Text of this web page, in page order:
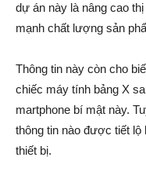
dự án này là nâng cao
mạnh chất lượng sản
Thông tin này còn cho
chiếc máy tính bảng X
martphone bí mật này.
thông tin nào được tiết lộ
thiết bị.